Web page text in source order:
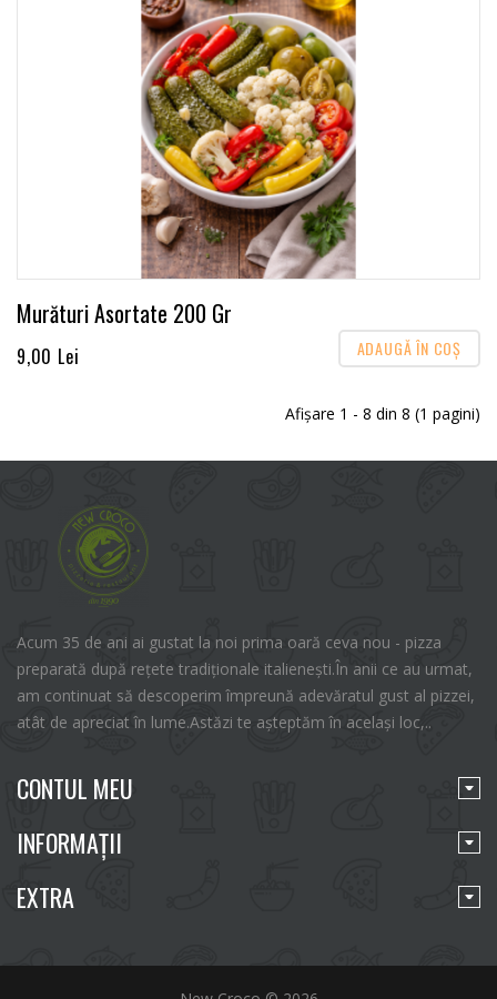
Murături Asortate 200 Gr
9,00 Lei ADAUGĂ ÎN COŞ
Afişare 1 - 8 din 8 (1 pagini)
Acum 35 de ani ai gustat la noi prima oară ceva nou - pizza
preparată după rețete tradiționale italienești.În anii ce au urmat,
am continuat să descoperim împreună adevăratul gust al pizzei,
atât de apreciat în lume.Astăzi te așteptăm în același loc,..
CONTUL MEU
INFORMAŢII
EXTRA